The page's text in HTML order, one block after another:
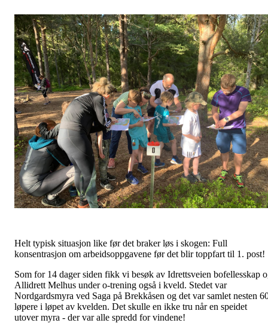
Helt typisk situasjon like før det braker løs i skogen: Full
konsentrasjon om arbeidsoppgavene før det blir toppfart til 1. post!
Som for 14 dager siden fikk vi besøk av Idrettsveien bofellesskap
Allidrett Melhus under o-trening også i kveld. Stedet var
Nordgardsmyra ved Saga på Brekkåsen og det var samlet nesten
løpere i løpet av kvelden. Det skulle en ikke tru når en speidet
utover myra - der var alle spredd for vindene!